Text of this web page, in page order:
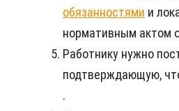
обязанностями и
нормативным актом
Работнику нужно
подтверждающую,
.